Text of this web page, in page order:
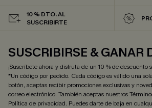
10 % DTO. AL
SUSCRIBIRTE
SUSCRIBIRSE & GANAR
¡Suscríbete ahora y disfruta de un 10 % de
*Un código por pedido. Cada código es válido una
botón, aceptas recibir promociones exclusivas y
correo electrónico. También aceptas nuestros
Política de privacidad. Puedes darte de baja en